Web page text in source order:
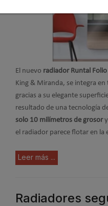
El nuevo radiador Runtal Folio
King & Miranda, se integra
gracias a su elegante
resultado de una tecnología
solo 10 milímetros de grosory
el radiador parece flotar en la
Leer más ...
Radiadores